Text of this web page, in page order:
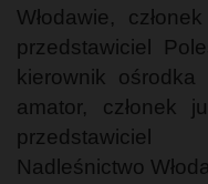
Włodawie,
przedstawiciel
kierownik
amator, członek
Nadleśnictwo